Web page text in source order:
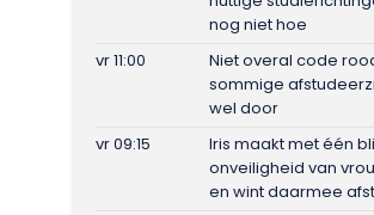
nog niet hoe
vr 11:00
Niet overal code
sommige
wel door
vr 09:15
Iris maakt met één
onveiligheid van
en wint daarmee